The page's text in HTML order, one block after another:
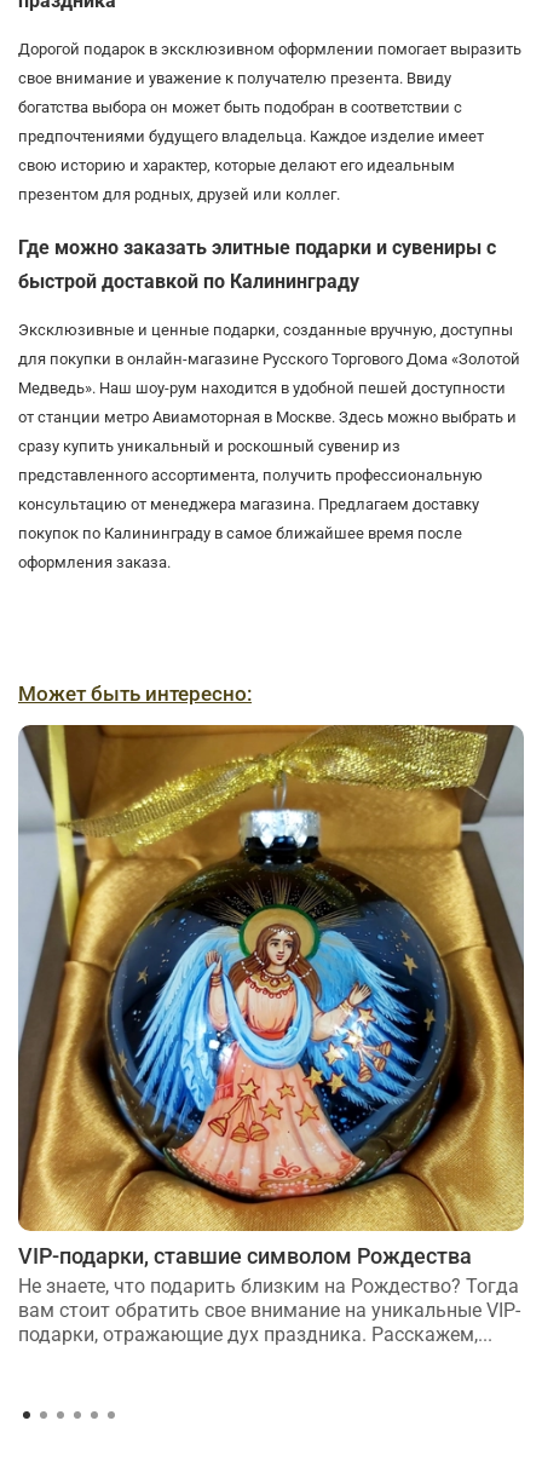
Дорогой подарок в эксклюзивном оформлении помогает выразить
свое внимание и уважение к получателю презента. Ввиду
богатства выбора он может быть подобран в соответствии с
предпочтениями будущего владельца. Каждое изделие имеет
свою историю и характер, которые делают его идеальным
презентом для родных, друзей или коллег.
Где можно заказать элитные подарки и сувениры с
быстрой доставкой по Калининграду
Эксклюзивные и ценные подарки, созданные вручную, доступны
для покупки в онлайн-магазине Русского Торгового Дома «Золотой
Медведь». Наш шоу-рум находится в удобной пешей доступности
от станции метро Авиамоторная в Москве. Здесь можно выбрать и
сразу купить уникальный и роскошный сувенир из
представленного ассортимента, получить профессиональную
консультацию от менеджера магазина. Предлагаем доставку
покупок по Калининграду в самое ближайшее время после
оформления заказа.
Может быть интересно:
VIP-подарки, ставшие символом Рождества
Не знаете, что подарить близким на Рождество? Тогда
вам стоит обратить свое внимание на уникальные VIP-
подарки, отражающие дух праздника. Расскажем,...